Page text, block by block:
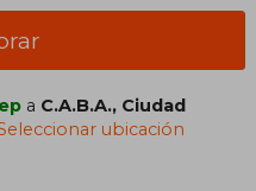
a C.A.B.A., Ciudad
ubicación